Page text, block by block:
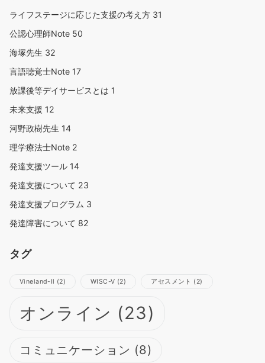
ライフステージに応じた支援の考え方 31
公認心理師Note 50
海塚先生 32
言語聴覚士Note 17
放課後等デイサービスとは 1
未来支援 12
河野政樹先生 14
理学療法士Note 2
発達支援ツール 14
発達支援について 23
発達支援プログラム 3
発達障害について 82
タグ
Vineland-Ⅱ (2) WISC-Ⅴ (2) アセスメント (2)
オンライン (23)
コミュニケーション (8)